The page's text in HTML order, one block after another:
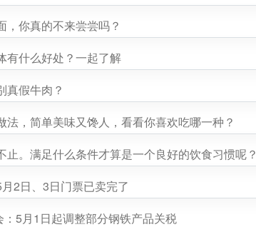
，你真的不来尝尝吗？
有什么好处？一起了解
真假牛肉？
法，简单美味又馋人，看看你喜欢吃哪一种？
止。满足什么条件才算是一个良好的饮食习惯呢？
2日、3日门票已卖完了
：5月1日起调整部分钢铁产品关税